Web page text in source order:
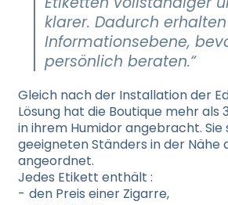
klarer. Dadurch
Informationsebene,
persönlich beraten.“
Gleich nach der Installation der
Lösung hat die Boutique mehr als
in ihrem Humidor angebracht. Sie
geeigneten Ständers in der Nähe
angeordnet.
Jedes Etikett enthält :
den Preis einer Zigarre,